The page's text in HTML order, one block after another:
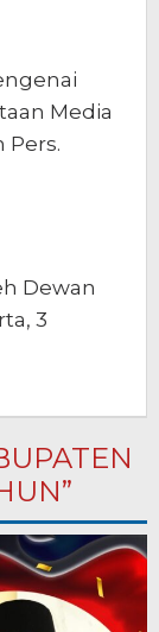
Media
Pers.
Dewan
3